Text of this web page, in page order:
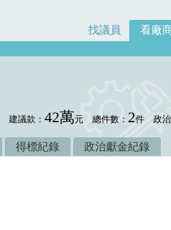
找議員 看廠
建議款：42萬元 總件數： 2件 政
得標紀錄 政治獻金紀錄